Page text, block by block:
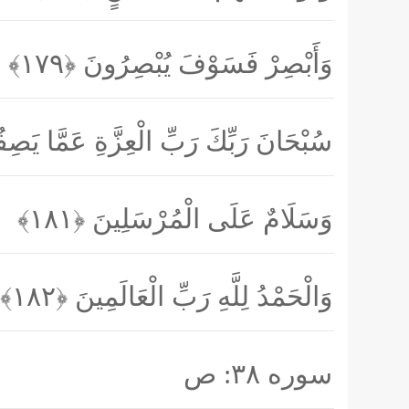
وَأَبْصِرْ فَسَوْفَ يُبْصِرُونَ ﴿۱۷۹﴾
سُبْحَانَ رَبِّكَ رَبِّ الْعِزَّةِ عَمَّا
وَسَلَامٌ عَلَى الْمُرْسَلِينَ ﴿۱۸۱﴾
وَالْحَمْدُ لِلَّهِ رَبِّ الْعَالَمِينَ ﴿۱۸۲﴾
سوره ۳۸: ص